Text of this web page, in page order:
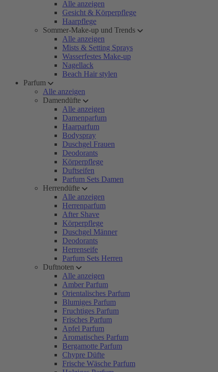
Alle anzeigen
Gesicht & Körperpflege
Haarpflege
Sommer-Make-up und Trends
Alle anzeigen
Mists & Setting Sprays
Wasserfestes Make-up
Nagellack
Beach Hair stylen
Parfum
Alle anzeigen
Damendüfte
Alle anzeigen
Damenparfum
Haarparfum
Bodyspray
Duschgel Frauen
Deodorants
Körperpflege
Duftseifen
Parfum Sets Damen
Herrendüfte
Alle anzeigen
Herrenparfum
After Shave
Körperpflege
Duschgel Männer
Deodorants
Herrenseife
Parfum Sets Herren
Duftnoten
Alle anzeigen
Amber Parfum
Orientalisches Parfum
Blumiges Parfum
Fruchtiges Parfum
Frisches Parfum
Apfel Parfum
Aromatisches Parfum
Bergamotte Parfum
Chypre Düfte
Frische Wäsche Parfum